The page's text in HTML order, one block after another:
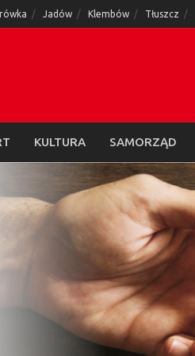
Jadów Klembów Tłuszcz
KULTURA SAMORZĄD